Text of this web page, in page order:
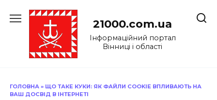
до
21000.com.ua
Інформаційний портал
Вінниці і області
ГОЛОВНА » ЩО ТАКЕ КУКИ: ЯК ФАЙЛИ COOKIE ВПЛИВАЮТЬ НА
ВАШ ДОСВІД В ІНТЕРНЕТІ